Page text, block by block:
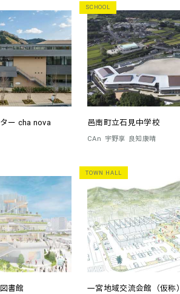
ー cha nova
SCHOOL
邑南町立石見中学校
CAn 宇野享 良知康晴
書館
TOWN HALL
一宮地域交流会館（仮称）